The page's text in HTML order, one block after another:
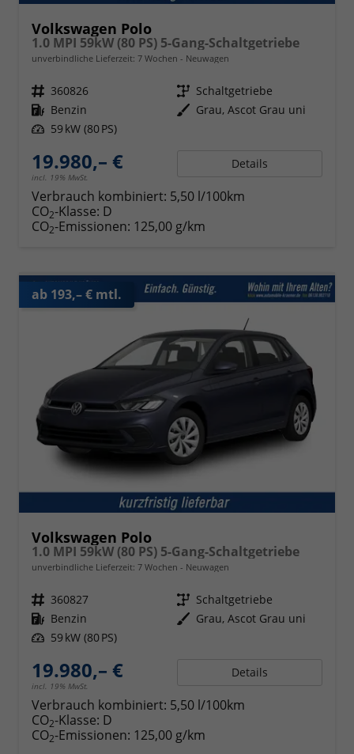
Volkswagen Polo
1.0 MPI 59kW (80 PS) 5-Gang-Schaltgetriebe
unverbindliche Lieferzeit: 7 Wochen Neuwagen
Fahrzeugnr. 360826 Getriebe Schaltgetriebe
Kraftstoff Benzin Außenfarbe Grau, Ascot Grau uni
Leistung 59 kW (80 PS)
19.980,– €
incl. 19% MwSt.
Details
Verbrauch kombiniert: 5,50 l/100km
CO2-Klasse: D
CO2-Emissionen: 125,00 g/km
ab 193,– € mtl.
Volkswagen Polo
1.0 MPI 59kW (80 PS) 5-Gang-Schaltgetriebe
unverbindliche Lieferzeit: 7 Wochen Neuwagen
Fahrzeugnr. 360827 Getriebe Schaltgetriebe
Kraftstoff Benzin Außenfarbe Grau, Ascot Grau uni
Leistung 59 kW (80 PS)
19.980,– €
incl. 19% MwSt.
Details
Verbrauch kombiniert: 5,50 l/100km
CO2-Klasse: D
CO2-Emissionen: 125,00 g/km